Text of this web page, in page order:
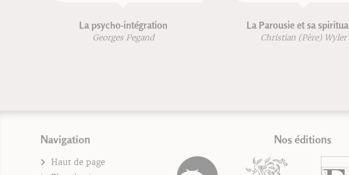
La psycho-intégration La Parousie et sa spiritualité
Christian (Père) Wyler
Navigation
Haut de page
Nos éditions